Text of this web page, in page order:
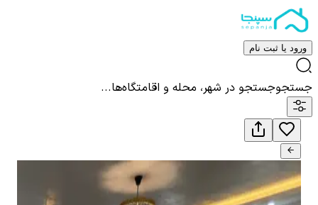
ورود یا ثبت نام
جستجوجستجو در شهر، محله و اقامتگاه‌ها...